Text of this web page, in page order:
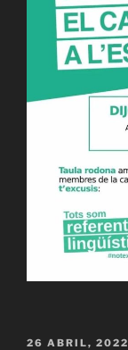
PUBLICAT
26 ABRIL, 2022